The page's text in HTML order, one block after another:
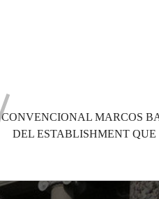
CONVENCIONAL MARCOS
DEL ESTABLISHMENT